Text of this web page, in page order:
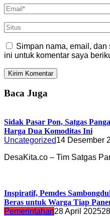
Simpan nama, email,
ini untuk komentar saya
Baca Juga
Sidak Pasar Pon, Satgas
Harga Dua Komoditas Ini
Uncategorized14 Desember
DesaKita.co – Tim Satgas
Inspiratif, Pemdes
Beras untuk Warga Tiap
Pemerintahan28 April 2025